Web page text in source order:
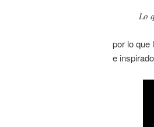
Lo
por lo que
e